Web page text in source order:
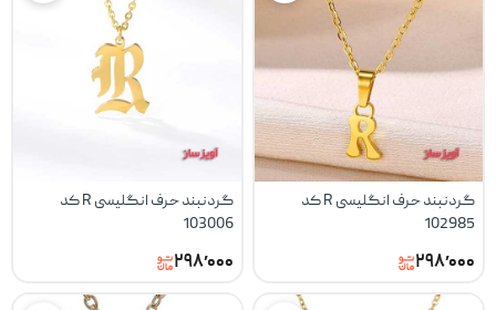
گردنبند حرف انگلیسی R کد
102985
۲۹۸٬۰۰۰
گردنبند حرف انگلیسی R کد
103006
۲۹۸٬۰۰۰